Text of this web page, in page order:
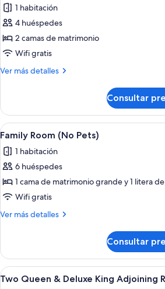
las
fotos
de
Deluxe
Double
(
No
Pets)
1 habitación
4 huéspedes
2 camas de matrimonio
Wifi gratis
Ver más detalles
Más
Double
Queen
Room
No
Pets)
Consultar
Abrir
todas
las
fotos
de
Family
Room
Una
7
Family Room (No Pets)
1 habitación
6 huéspedes
1 cama de matrimonio grande y 1 litera
Wifi gratis
Ver más detalles
Más
Room
(No
Pets)
Consultar
Abrir
todas
6
Two Queen & Deluxe King Adjoining